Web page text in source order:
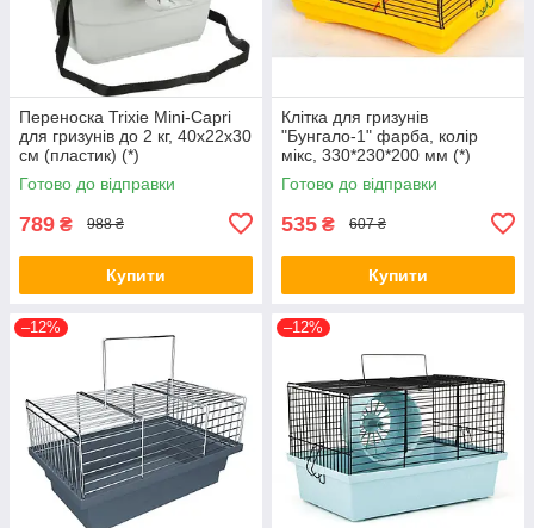
Переноска Trixie Mini-Capri
для гризунів до 2 кг, 40х22х30
см (пластик) (*)
Готово до відправки
789 ₴ 988 ₴
Купити
Клітка для гризунів
"Бунгало-1" фарба, колір
мікс, 330*230*200 мм (*)
Готово до відправки
535 ₴ 607 ₴
Купити
–12% –12%